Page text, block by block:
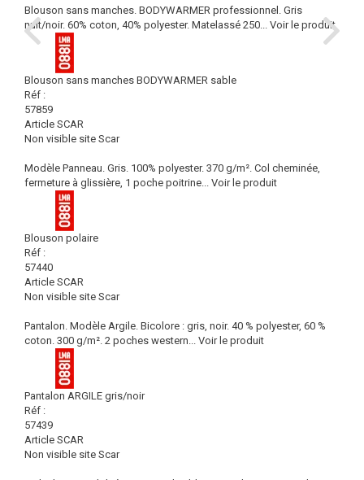
Blouson sans manches. BODYWARMER professionnel. Gris
nuit/noir. 60% coton, 40% polyester. Matelassé 250... Voir le produit
Blouson sans manches BODYWARMER sable
Réf :
57859
Article SCAR
Non visible site Scar
Modèle Panneau. Gris. 100% polyester. 370 g/m². Col cheminée,
fermeture à glissière, 1 poche poitrine... Voir le produit
Blouson polaire
Réf :
57440
Article SCAR
Non visible site Scar
Pantalon. Modèle Argile. Bicolore : gris, noir. 40 % polyester, 60 %
coton. 300 g/m². 2 poches western... Voir le produit
Pantalon ARGILE gris/noir
Réf :
57439
Article SCAR
Non visible site Scar